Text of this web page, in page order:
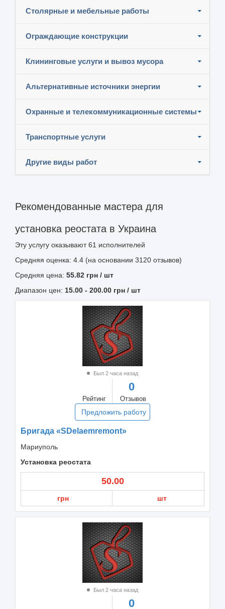
Столярные и мебельные работы
Ограждающие конструкции
Клининговые услуги и вывоз мусора
Альтернативные источники энергии
Охранные и телекоммуникационные системы
Транспортные услуги
Другие виды работ
Рекомендованные мастера для
установка реостата в Украина
Эту услугу оказывают61 исполнителей
Средняя оценка: 4.4 (на основании 3120 отзывов)
Средняя цена: 55.82 грн / шт
Диапазон цен: 15.00 - 200.00 грн / шт
Был 2 часа назад
Рейтинг
0
Отзывов
Предложить работу
Бригада «SDelaemremont»
Мариуполь
Установка реостата
50.00
грн шт
Был 2 часа назад
0